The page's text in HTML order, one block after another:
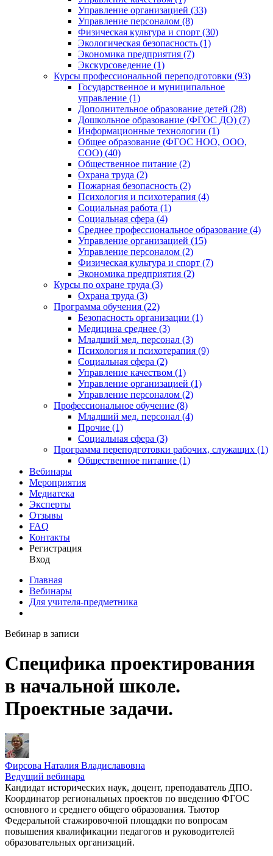
Управление организацией (33)
Управление персоналом (8)
Физическая культура и спорт (30)
Экологическая безопасность (1)
Экономика предприятия (7)
Экскурсоведение (1)
Курсы профессиональной переподготовки (93)
Государственное и муниципальное
управление (1)
Дополнительное образование детей (28)
Дошкольное образование (ФГОС ДО) (7)
Информационные технологии (1)
Общее образование (ФГОС НОО, ООО,
СОО) (40)
Общественное питание (2)
Охрана труда (2)
Пожарная безопасность (2)
Психология и психотерапия (4)
Социальная работа (1)
Социальная сфера (4)
Среднее профессиональное образование (4)
Управление организацией (15)
Управление персоналом (2)
Физическая культура и спорт (7)
Экономика предприятия (2)
Курсы по охране труда (3)
Охрана труда (3)
Программа обучения (22)
Безопасность организации (1)
Медицина среднее (3)
Младший мед. персонал (3)
Психология и психотерапия (9)
Социальная сфера (2)
Управление качеством (1)
Управление организацией (1)
Управление персоналом (2)
Профессиональное обучение (8)
Младший мед. персонал (4)
Прочие (1)
Социальная сфера (3)
Программа переподготовки рабочих, служащих (1)
Общественное питание (1)
Вебинары
Мероприятия
Медиатека
Эксперты
Отзывы
FAQ
Контакты
Регистрация
Вход
Главная
Вебинары
Для учителя-предметника
Вебинар в записи
Специфика проектирования
в начальной школе.
Проектные задачи.
Фирсова Наталия Владиславовна
Ведущий вебинара
Кандидат исторических наук, доцент, преподаватель ДПО.
Координатор региональных проектов по введению ФГОС
основного и среднего общего образования. Тьютор
Федеральной стажировочной площадки по вопросам
повышения квалификации педагогов и руководителей
образовательных организаций.